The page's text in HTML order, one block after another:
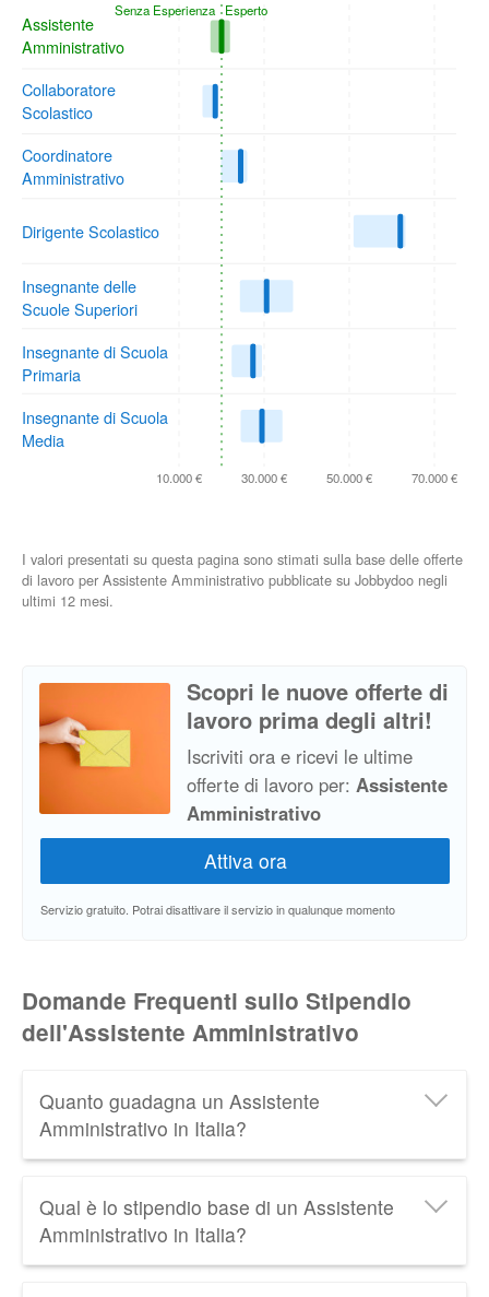
Assistente
Amministrativo
Collaboratore
Scolastico
Coordinatore
Amministrativo
Dirigente Scolastico
Insegnante delle
Scuole Superiori
Insegnante di Scuola
Primaria
Insegnante di Scuola
Media
10.000 € 30.000 € 50.000 € 70.000 €
Senza Esperienza Esperto
I valori presentati su questa pagina sono stimati sulla base delle offerte
di lavoro per Assistente Amministrativo pubblicate su Jobbydoo negli
ultimi 12 mesi.
Scopri le nuove offerte di
lavoro prima degli altri!
Iscriviti ora e ricevi le ultime
offerte di lavoro per: Assistente
Amministrativo
Servizio gratuito. Potrai disattivare il servizio in qualunque momento
Domande Frequenti sullo Stipendio
dell'Assistente Amministrativo
Quanto guadagna un Assistente
Amministrativo in Italia?
media20.000 € lordi all'anno , cioè circa1.150 €
netti al mese. Scopri tutti i dati relativi allo
dell'Assistente Amministrativoaggiornati al 2026.
Qual è lo stipendio base di un Assistente
Amministrativo in Italia?